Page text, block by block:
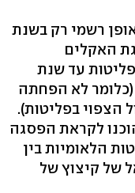
רשמי רק בשנת
האקלים
על הפחתה של 20% מהפליטות עד שנת
(כלומר לא הפחתה
הצפוי בפליטות).
לקראת הפסגה
הלאומיות בין
פוטנציאל של קיצוץ של